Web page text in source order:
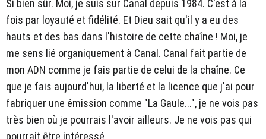
Si bien sûr. Moi, je suis sur Canal depuis 1984. C'est à la
fois par loyauté et fidélité. Et Dieu sait qu'il y a eu des
hauts et des bas dans l'histoire de cette chaîne ! Moi, je
me sens lié organiquement à Canal. Canal fait partie de
mon ADN comme je fais partie de celui de la chaîne. Ce
que je fais aujourd'hui, la liberté et la licence que j'ai pour
fabriquer une émission comme "La Gaule...", je ne vois pas
très bien où je pourrais l'avoir ailleurs. Je ne vois pas qui
pourrait être intéressé.